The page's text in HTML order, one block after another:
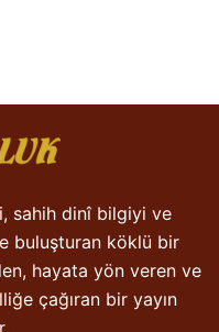
sahih dinî bilgiyi ve
buluşturan köklü bir
hayata yön veren ve
çağıran bir yayın